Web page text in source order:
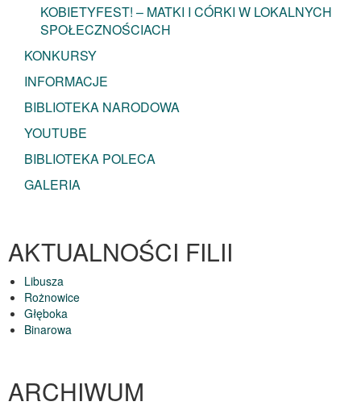
KOBIETYFEST! – MATKI I CÓRKI W LOKALNYCH
SPOŁECZNOŚCIACH
KONKURSY
INFORMACJE
BIBLIOTEKA NARODOWA
YOUTUBE
BIBLIOTEKA POLECA
GALERIA
AKTUALNOŚCI FILII
Libusza
Rożnowice
Głęboka
Binarowa
ARCHIWUM